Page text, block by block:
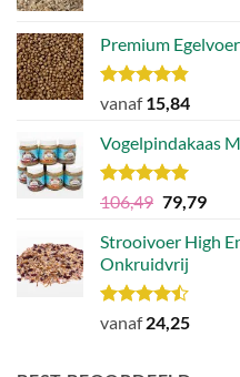
Premium
Waardering
uit 5
vanaf15,84
Vogelpindakaas
Waardering
uit 5
106,49
was:
€106,49.
79,79
is:
Strooivoer High
Onkruidvrij
Waardering
uit 5
vanaf24,25